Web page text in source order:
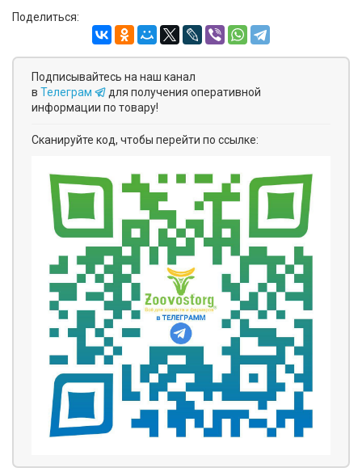
Поделиться:
Подписывайтесь на наш канал
в Телеграм
для получения оперативной
информации по товару!
Сканируйте код, чтобы перейти по ссылке: